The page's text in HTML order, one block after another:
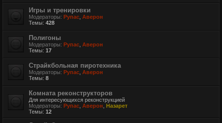
Игры и тренировки
Модераторы: Рупас Аверон
Темы: 428
Полигоны
Модераторы: Рупас Аверон
Темы: 17
Страйкбольная пиротехника
Модераторы: Рупас Аверон
Темы: 8
Комната реконструкторов
Для интересующихся реконструкцией
Модераторы: Рупас Аверон Назарет
Темы: 12